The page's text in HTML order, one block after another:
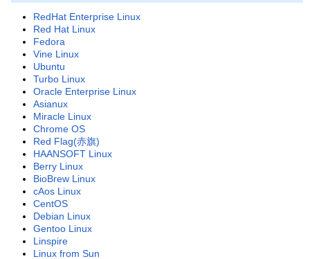
RedHat Enterprise Linux
Red Hat Linux
Fedora
Vine Linux
Ubuntu
Turbo Linux
Oracle Enterprise Linux
Asianux
Miracle Linux
Chrome OS
Red Flag(赤旗)
HAANSOFT Linux
Berry Linux
BioBrew Linux
cAos Linux
CentOS
Debian Linux
Gentoo Linux
Linspire
Linux from Sun